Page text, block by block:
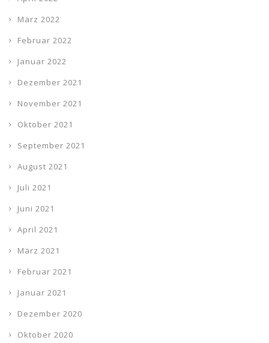
März 2022
Februar 2022
Januar 2022
Dezember 2021
November 2021
Oktober 2021
September 2021
August 2021
Juli 2021
Juni 2021
April 2021
März 2021
Februar 2021
Januar 2021
Dezember 2020
Oktober 2020